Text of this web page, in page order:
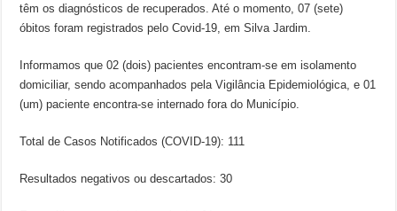
têm os diagnósticos de recuperados. Até o momento, 07 (sete)
óbitos foram registrados pelo Covid-19, em Silva Jardim.
Informamos que 02 (dois) pacientes encontram-se em isolamento
domiciliar, sendo acompanhados pela Vigilância Epidemiológica, e 01
(um) paciente encontra-se internado fora do Município.
Total de Casos Notificados (COVID-19): 111
Resultados negativos ou descartados: 30